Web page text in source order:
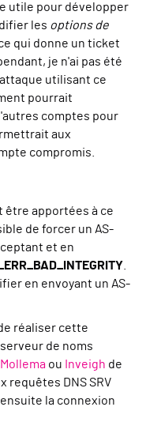
utile pour développer
les options de
qui donne un ticket
je n'ai pas été
utilisant ce
pourrait
comptes pour
aux
compromis.
être apportées à ce
de forcer un AS-
et en
en envoyant un AS-
réaliser cette
de noms
ou Inveigh de
requêtes DNS SRV
la connexion